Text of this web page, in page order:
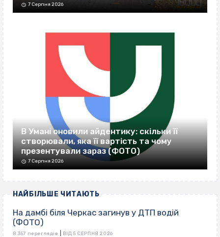
7 Серпня 2026
В Умані оновили айдентику: скільки її
створювали, яка її вартість та чому
презентували зараз (ФОТО)
7 Серпня 2026
НАЙБІЛЬШЕ ЧИТАЮТЬ
На дамбі біля Черкас загинув у ДТП водій
(ФОТО)
8 357 переглядів ВІД 5 СЕРПНЯ 2026